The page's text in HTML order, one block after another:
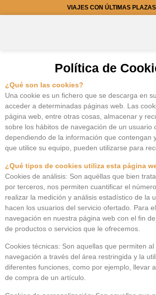
VIAJES CON ÚLTIMAS PLAZAS
Política de
¿Qué son las cookies?
Una cookie es un fichero que se descarga en
acceder a determinadas páginas web. Las
página web, entre otras cosas, almacenar y
sobre los hábitos de navegación de un usuario
dependiendo de la información que contengan
que utilice su equipo, pueden utilizarse para
¿Qué tipos de cookies utiliza esta página
Cookies de análisis: Son aquéllas que bien
por terceros, nos permiten cuantificar el
realizar la medición y análisis estadístico de la
hacen los usuarios del servicio ofertado. Para
navegación en nuestra página web con el fin
de productos o servicios que le ofrecemos.
Cookies técnicas: Son aquellas que permiten
navegación a través del área restringida y la
diferentes funciones, como por ejemplo, llevar
de compra de un artículo.